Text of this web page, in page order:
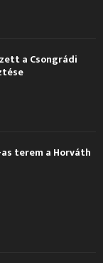
a Csongrádi
terem a Horváth